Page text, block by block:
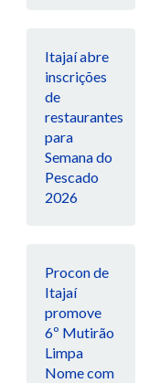
Itajaí abre
inscrições
de
restaurantes
para
Semana do
Pescado
2026
Procon de
Itajaí
promove
6º Mutirão
Limpa
Nome com